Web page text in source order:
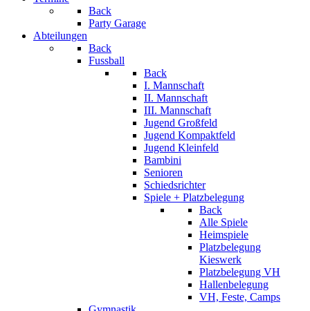
Back
Party Garage
Abteilungen
Back
Fussball
Back
I. Mannschaft
II. Mannschaft
III. Mannschaft
Jugend Großfeld
Jugend Kompaktfeld
Jugend Kleinfeld
Bambini
Senioren
Schiedsrichter
Spiele + Platzbelegung
Back
Alle Spiele
Heimspiele
Platzbelegung
Kieswerk
Platzbelegung VH
Hallenbelegung
VH, Feste, Camps